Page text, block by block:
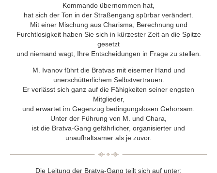
Kommando übernommen hat,
hat sich der Ton in der Straßengang spürbar verändert.
Mit einer Mischung aus Charisma, Berechnung und
Furchtlosigkeit haben Sie sich in kürzester Zeit an die Spitze
gesetzt
und niemand wagt, Ihre Entscheidungen in Frage zu stellen.
M. Ivanov führt die Bratvas mit eiserner Hand und
unerschütterlichem Selbstvertrauen.
Er verlässt sich ganz auf die Fähigkeiten seiner engsten
Mitglieder,
und erwartet im Gegenzug bedingungslosen Gehorsam.
Unter der Führung von M. und Chara,
ist die Bratva-Gang gefährlicher, organisierter und
unaufhaltsamer als je zuvor.
Die Leitung der Bratva-Gang teilt sich auf unter: